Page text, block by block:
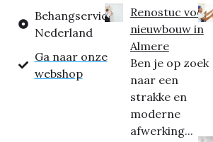
Behangservice
Nederland
Ga naar onze
webshop
Renostuc voor
nieuwbouw in
Almere
Ben je op zoek
naar een
strakke en
moderne
afwerking...